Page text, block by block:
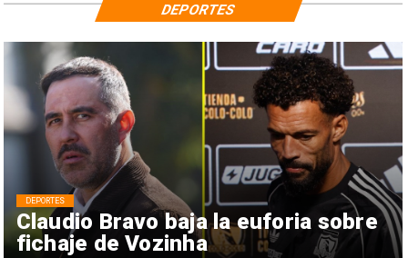
Claudio Bravo baja la euforia sobre
fichaje de Vozinha
DEPORTES
DEPORTES